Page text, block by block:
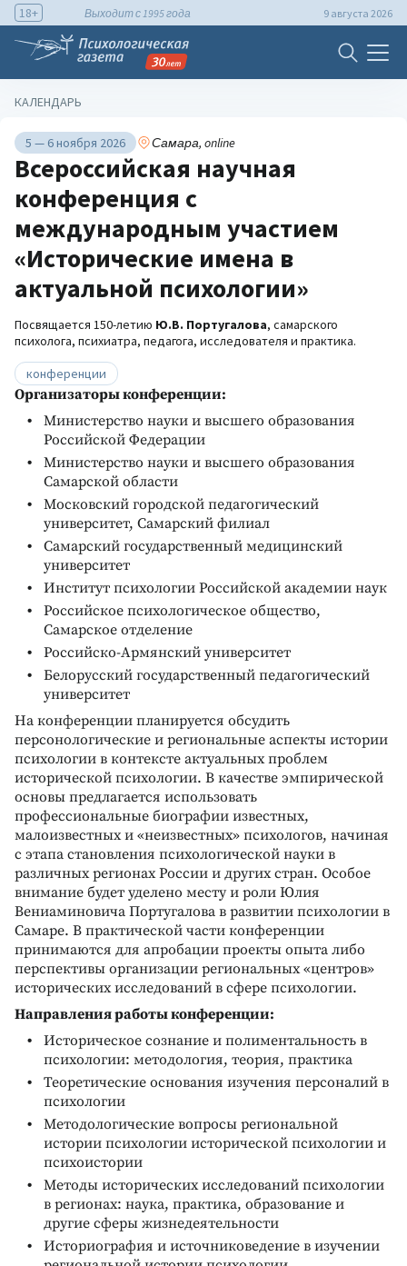
18+ Выходит с 1995 года 9 августа 2026
КАЛЕНДАРЬ
5 — 6 ноября 2026 Самара, online
Всероссийская научная
конференция с
международным участием
«Исторические имена в
актуальной психологии»
Посвящается 150-летию Ю.В. Португалова, самарского
психолога, психиатра, педагога, исследователя и практика.
конференции
Организаторы конференции:
Министерство науки и высшего образования
Российской Федерации
Министерство науки и высшего образования
Самарской области
Московский городской педагогический
университет, Самарский филиал
Самарский государственный медицинский
университет
Институт психологии Российской академии наук
Российское психологическое общество,
Самарское отделение
Российско-Армянский университет
Белорусский государственный педагогический
университет
На конференции планируется обсудить
персонологические и региональные аспекты истории
психологии в контексте актуальных проблем
исторической психологии. В качестве эмпирической
основы предлагается использовать
профессиональные биографии известных,
малоизвестных и «неизвестных» психологов, начиная
с этапа становления психологической науки в
различных регионах России и других стран. Особое
внимание будет уделено месту и роли Юлия
Вениаминовича Португалова в развитии психологии в
Самаре. В практической части конференции
принимаются для апробации проекты опыта либо
перспективы организации региональных «центров»
исторических исследований в сфере психологии.
Направления работы конференции:
Историческое сознание и полиментальность в
психологии: методология, теория, практика
Теоретические основания изучения персоналий в
психологии
Методологические вопросы региональной
истории психологии исторической психологии и
психоистории
Методы исторических исследований психологии
в регионах: наука, практика, образование и
другие сферы жизнедеятельности
Историография и источниковедение в изучении